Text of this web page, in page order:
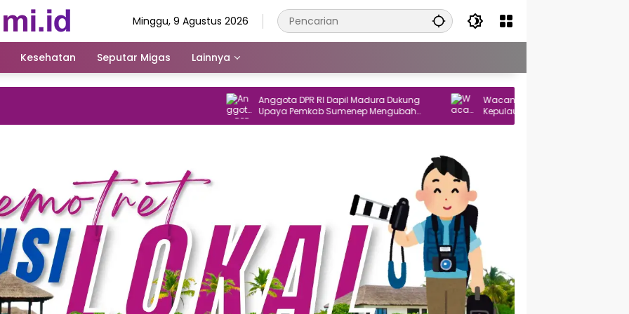
Minggu, 9 Agustus 2026
Kesehatan Seputar Migas Lainnya
Anggota DPR RI Dapil Madura Dukung
Upaya Pemkab Sumenep Mengubah
Naman Menjadi Kabupaten Kepulauan
Wacana Sumenep Jadi Kabupaten
Kepulauan Kini Masuk Tahap
ke Pusat, Begini Tanggapan Pengamat